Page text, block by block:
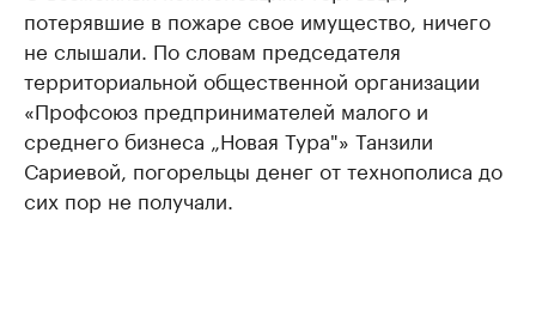
потерявшие в пожаре свое имущество, ничего
не слышали. По словам председателя
территориальной общественной организации
«Профсоюз предпринимателей малого и
среднего бизнеса „Новая Тура"» Танзили
Сариевой, погорельцы денег от технополиса до
сих пор не получали.